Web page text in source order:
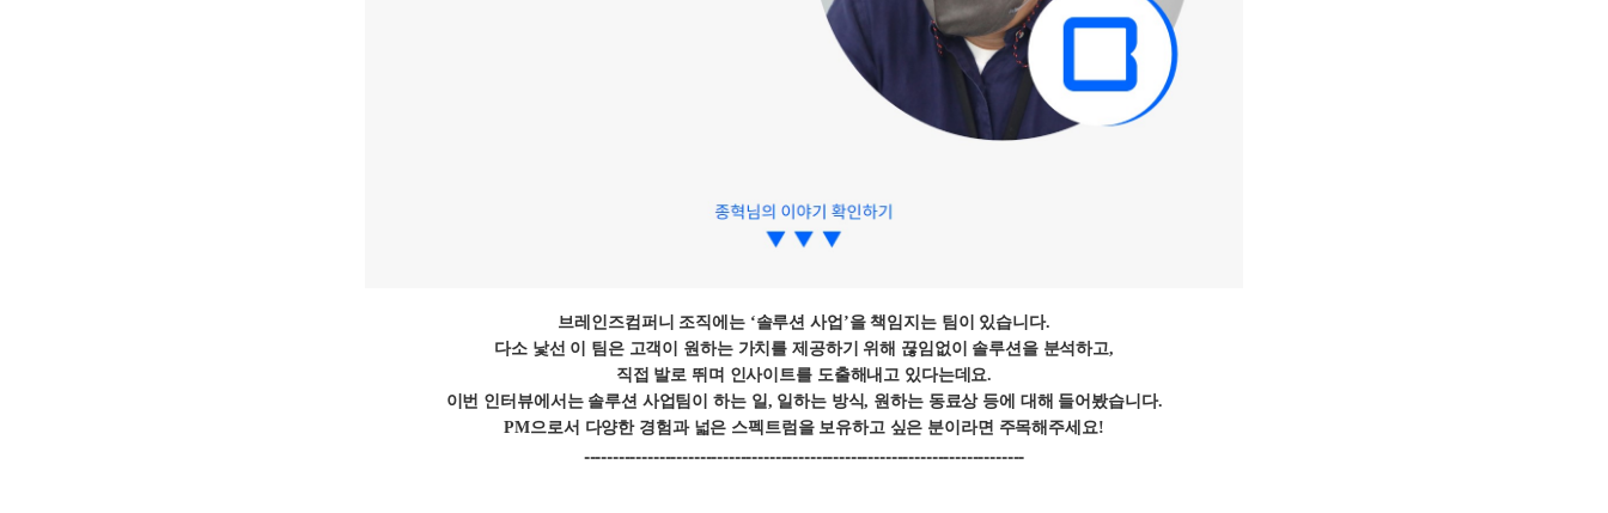
브레인즈컴퍼니 조직에는 ‘솔루션 사업 ’을 책임지는 팀이 있습니다.
다소 낯선 이 팀은 고객이 원하는 가치를 제공하기 위해 끊임없이 솔루션을 분석하고,
직접 발로 뛰며 인사이트를 도출해내고 있다는데요.
이번 인터뷰에서는 솔루션 사업팀이 하는 일, 일하는 방식, 원하는 동료상 등에 대해 들어봤습니다.
PM으로서 다양한 경험과 넓은 스펙트럼을 보유하고 싶은 분이라면 주목해주세요!
----------------------------------------------------------------------------